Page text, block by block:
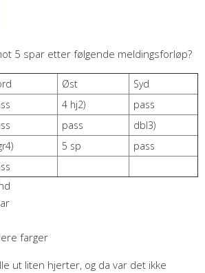
5 spar etter følgende meldingsforløp?
Øst
Syd
4 hj2)
pass
pass
dbl3)
5 sp
pass
farger
ut liten hjerter, og da var det ikke